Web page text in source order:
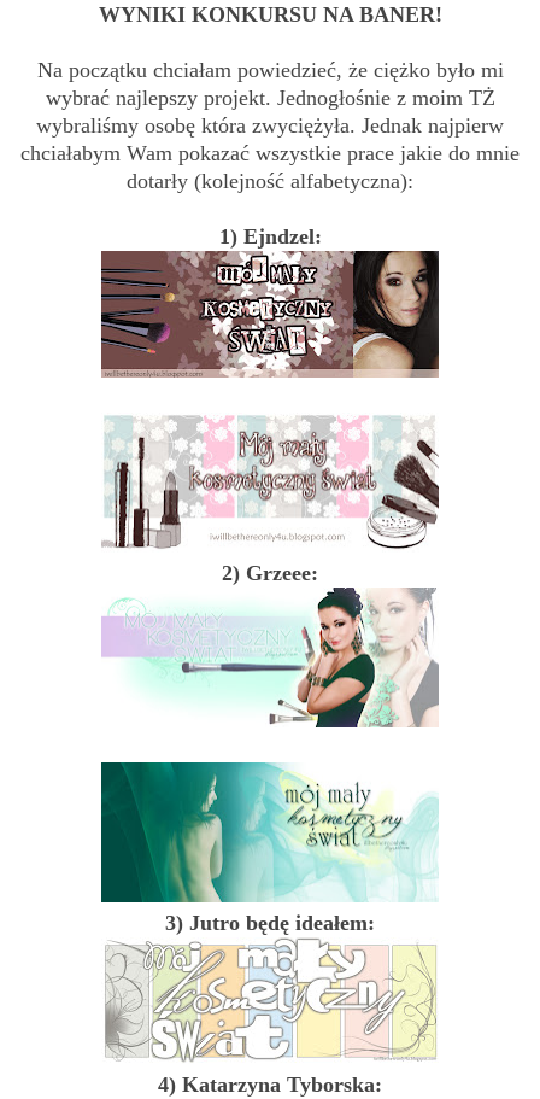
WYNIKI KONKURSU NA BANER!
Na początku chciałam powiedzieć, że ciężko było mi
wybrać najlepszy projekt. Jednogłośnie z moim TŻ
wybraliśmy osobę która zwyciężyła. Jednak najpierw
chciałabym Wam pokazać wszystkie prace jakie do mnie
dotarły (kolejność alfabetyczna):
1) Ejndzel:
2) Grzeee:
3) Jutro będę ideałem:
4) Katarzyna Tyborska: